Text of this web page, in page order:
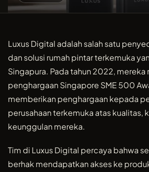
Luxus Digital adalah salah satu
dan solusi rumah pintar terkemuka
Singapura. Pada tahun 2022,
penghargaan Singapore SME 500
memberikan penghargaan kepada
perusahaan terkemuka atas kualitas,
keunggulan mereka.
Tim di Luxus Digital percaya bahwa
berhak mendapatkan akses ke